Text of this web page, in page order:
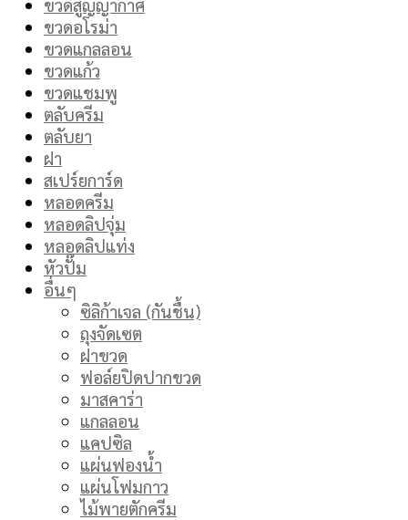
ขวดสูญญากาศ
ขวดอโรม่า
ขวดแกลลอน
ขวดแก้ว
ขวดแชมพู
ตลับครีม
ตลับยา
ฝา
สเปร์ยการ์ด
หลอดครีม
หลอดลิปจุ่ม
หลอดลิปแท่ง
หัวปั๊ม
อื่นๆ
ซิลิก้าเจล (กันชื้น)
ถุงจัดเซต
ฝาขวด
ฟอล์ยปิดปากขวด
มาสคาร่า
แกลลอน
แคปซิล
แผ่นฟองน้ำ
แผ่นโฟมกาว
ไม้พายตักครีม